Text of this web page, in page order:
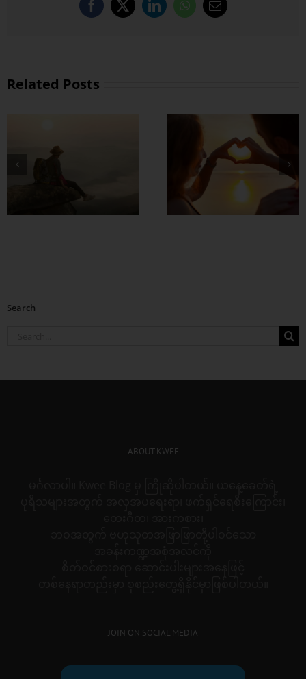
Facebook
X LinkedInWhatsApp
Email
Related Posts
အချစ်တွေ ပိုတိုးလာ
Search
ABOUT KWEE
JOIN ON SOCIAL MEDIA